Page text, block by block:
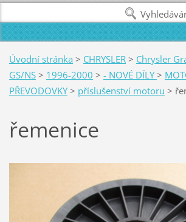
Úvodní stránka > CHRYSLER > Chrysler
GS/NS > 1996-2000 > - NOVÉ DÍLY>
PŘEVODOVKY > příslušenství motoru >
řemenice